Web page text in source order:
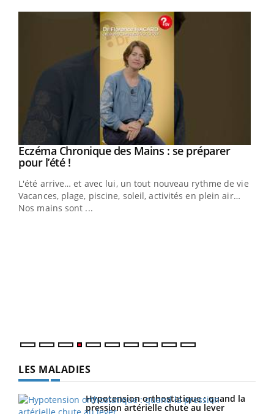
Youtube
Eczéma Chronique des Mains : se préparer
pour l’été !Youtube
L'été arrive… et avec lui, un tout nouveau rythme de vie !
Vacances, plage, piscine, soleil, activités en plein air…
Nos mains sont ...
LES MALADIES
Hypotension orthostatique : quand la
pression artérielle chute au lever